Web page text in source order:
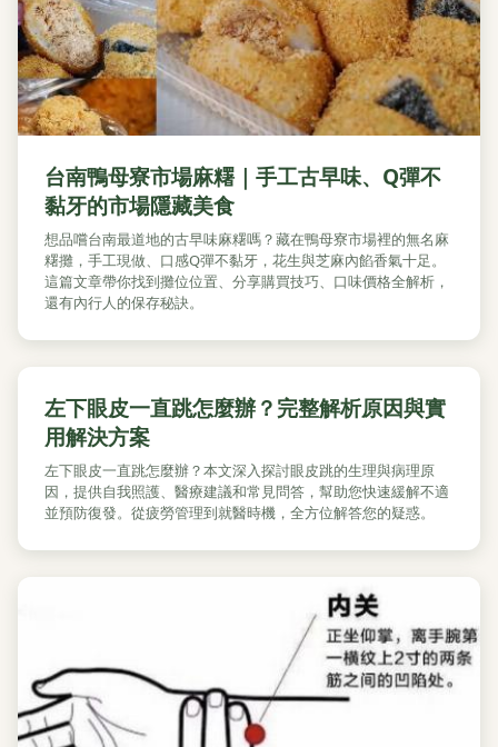
台南鴨母寮市場麻糬｜手工古早味、Q彈不
黏牙的市場隱藏美食
想品嚐台南最道地的古早味麻糬嗎？藏在鴨母寮市場裡的無名麻
糬攤，手工現做、口感Q彈不黏牙，花生與芝麻內餡香氣十足。
這篇文章帶你找到攤位位置、分享購買技巧、口味價格全解析，
還有內行人的保存秘訣。
左下眼皮一直跳怎麼辦？完整解析原因與實
用解決方案
左下眼皮一直跳怎麼辦？本文深入探討眼皮跳的生理與病理原
因，提供自我照護、醫療建議和常見問答，幫助您快速緩解不適
並預防復發。從疲勞管理到就醫時機，全方位解答您的疑惑。